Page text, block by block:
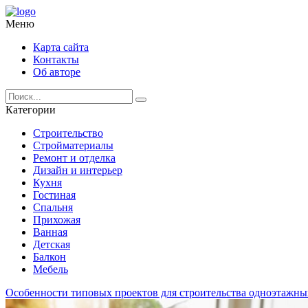
Меню
Карта сайта
Контакты
Об авторе
Категории
Строительство
Стройматериалы
Ремонт и отделка
Дизайн и интерьер
Кухня
Гостиная
Спальня
Прихожая
Ванная
Детская
Балкон
Мебель
Особенности типовых проектов для строительства